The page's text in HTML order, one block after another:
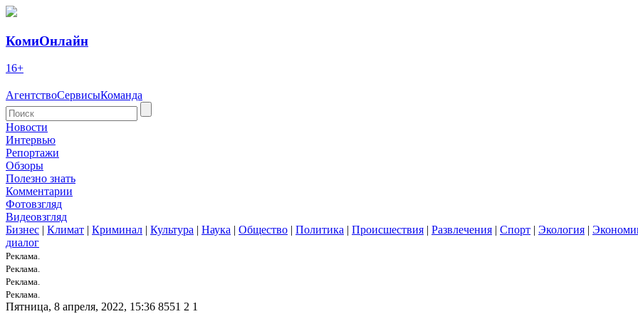
КомиОнлайн
16+
АгентствоСервисыКоманда
Новости
Интервью
Репортажи
Обзоры
Полезно знать
Комментарии
Фотовзгляд
Видеовзгляд
Бизнес | Климат | Криминал | Культура | Наука | Общество | Политика | Происшествия | Развлечения | Спорт | Экология |
диалог
Реклама.
Реклама.
Реклама.
Реклама.
Пятница, 8 апреля, 2022, 15:36 8551 2 1